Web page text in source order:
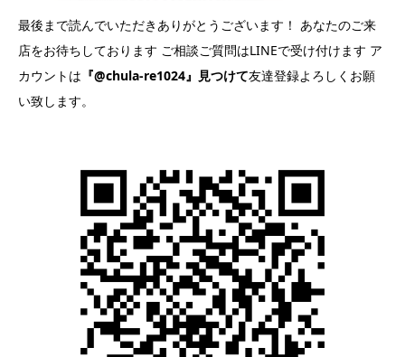
最後まで読んでいただきありがとうございます！ あなたのご来
店をお待ちしております ご相談ご質問はLINEで受け付けます ア
カウントは 『@chula-re1024』見つけて友達登録よろしくお願
い致します。